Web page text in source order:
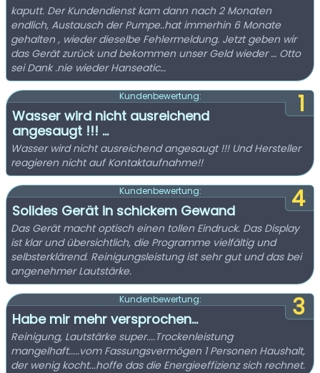
kaputt. Der Kundendienst kam dann nach 2 Monaten
endlich, Austausch der Pumpe..hat immerhin 6 Monate
gehalten , wieder dieselbe Fehlermeldung. Jetzt geben wir
das Gerät zurück und bekommen unser Geld wieder … Otto
sei Dank .nie wieder Hanseatic…
1
Kundenbewertung:
Wasser wird nicht ausreichend
angesaugt !!! ...
Wasser wird nicht ausreichend angesaugt !!! Und Hersteller
reagieren nicht auf Kontaktaufnahme!!
4
Kundenbewertung:
Solides Gerät in schickem Gewand
Das Gerät macht optisch einen tollen Eindruck. Das Display
ist klar und übersichtlich, die Programme vielfältig und
selbsterklärend. Reinigungsleistung ist sehr gut und das bei
angenehmer Lautstärke.
3
Kundenbewertung:
Habe mir mehr versprochen...
Reinigung, Lautstärke super....Trockenleistung
mangelhaft.....vom Fassungsvermögen 1 Personen Haushalt,
der wenig kocht...hoffe das die Energieeffizienz sich rechnet.